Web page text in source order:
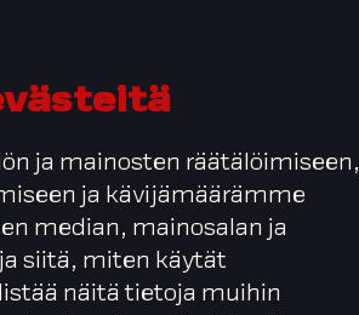
ja mainosten räätälöimiseen,
ja kävijämäärämme
median, mainosalan ja
siitä, miten käytät
näitä tietoja muihin
mahdollisuutta ja
riippuvina tekijöinä.
tulee ruokkia
kautta.